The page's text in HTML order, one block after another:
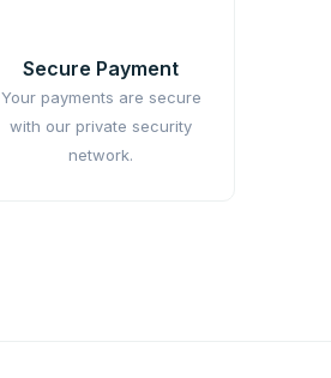
Secure Payment
Your payments are secure
with our private security
network.